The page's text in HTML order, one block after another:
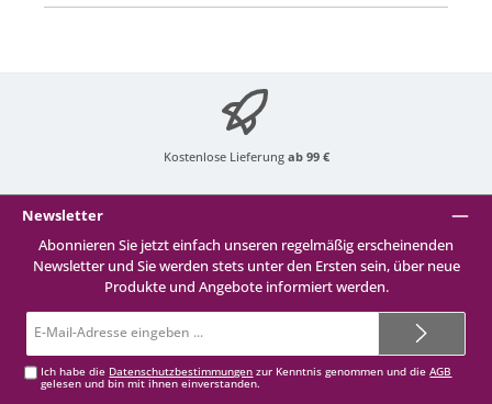
Kostenlose Lieferung ab 99 €
Newsletter
Abonnieren Sie jetzt einfach unseren regelmäßig erscheinenden
Newsletter und Sie werden stets unter den Ersten sein, über neue
Produkte und Angebote informiert werden.
Mail-
Ich habe die Datenschutzbestimmungen zur Kenntnis genommen und dieAGB
gelesen und bin mit ihnen einverstanden.